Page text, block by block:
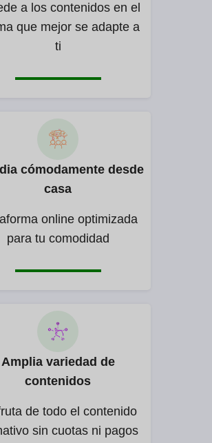
a los contenidos en el
que mejor se adapte a
ti
cómodamente desde
casa
online optimizada
para tu comodidad
Amplia variedad de
contenidos
de todo el contenido
sin cuotas ni pagos